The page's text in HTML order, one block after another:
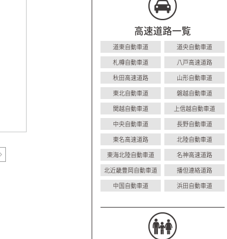
高速道路一覧
道東自動車道
道央自動車道
札樽自動車道
八戸高速道路
秋田高速道路
山形自動車道
東北自動車道
磐越自動車道
関越自動車道
上信越自動車道
中央自動車道
長野自動車道
東名高速道路
北陸自動車道
東海北陸自動車道
名神高速道路
北近畿豊岡自動車道
播但連絡道路
中国自動車道
浜田自動車道